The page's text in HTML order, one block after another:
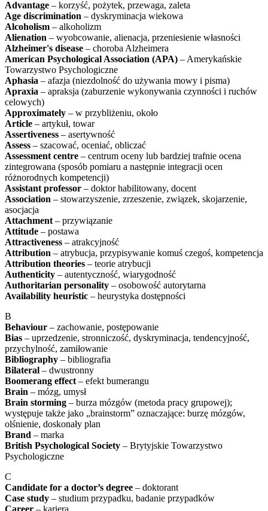
Advantage – korzyść, pożytek, przewaga, zaleta
Age discrimination – dyskryminacja wiekowa
Alcoholism – alkoholizm
Alienation – wyobcowanie, alienacja, przeniesienie własności
Alzheimer's disease – choroba Alzheimera
American Psychological Association (APA) – Amerykańskie
Towarzystwo Psychologiczne
Aphasia – afazja (niezdolność do używania mowy i pisma)
Apraxia – apraksja (zaburzenie wykonywania czynności i ruchów
celowych)
Approximately – w przybliżeniu, około
Article – artykuł, towar
Assertiveness – asertywność
Assess – szacować, oceniać, obliczać
Assessment centre – centrum oceny lub bardziej trafnie ocena
zintegrowana (sposób pomiaru a następnie integracji ocen
różnorodnych kompetencji)
Assistant professor – doktor habilitowany, docent
Association – stowarzyszenie, zrzeszenie, związek, skojarzenie,
asocjacja
Attachment – przywiązanie
Attitude – postawa
Attractiveness – atrakcyjność
Attribution – atrybucja, przypisywanie komuś czegoś, kompetencja
Attribution theories – teorie atrybucji
Authenticity – autentyczność, wiarygodność
Authoritarian personality – osobowość autorytarna
Availability heuristic – heurystyka dostępności
B
Behaviour – zachowanie, postępowanie
Bias – uprzedzenie, stronniczość, dyskryminacja, tendencyjność,
przychylność, zamiłowanie
Bibliography – bibliografia
Bilateral – dwustronny
Boomerang effect – efekt bumerangu
Brain – mózg, umysł
Brain storming – burza mózgów (metoda pracy grupowej);
występuje także jako „brainstorm” oznaczające: burzę mózgów,
olśnienie, doskonały plan
Brand – marka
British Psychological Society – Brytyjskie Towarzystwo
Psychologiczne
C
Candidate for a doctor’s degree – doktorant
Case study – studium przypadku, badanie przypadków
Career – kariera